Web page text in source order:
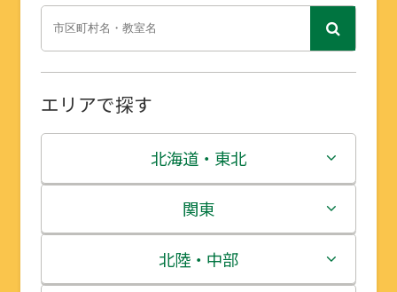
エリアで探す
北海道・東北
北海道
青森県
関東
茨城県
北陸・中部